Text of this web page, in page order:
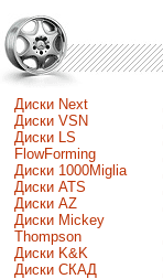
Диски Next
Диски VSN
Диски LS
FlowForming
Диски 1000Miglia
Диски ATS
Диски AZ
Диски Mickey
Thompson
Диски K&K
Диски СКАД